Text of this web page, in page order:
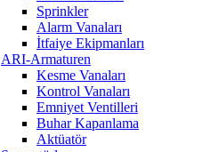
Sprinkler
Alarm Vanaları
İtfaiye Ekipmanları
ARI-Armaturen
Kesme Vanaları
Kontrol Vanaları
Emniyet Ventilleri
Buhar Kapanlama
Aktüatör